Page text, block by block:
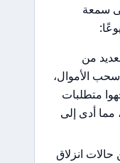
سمعة
من
الأموال،
متطلبات
أدى إلى
حالات انزلاق